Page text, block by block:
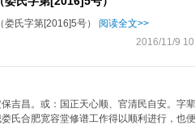
氏字第[2016]5号） 阅读全文>>
2016/11/9
吉昌。或：国正天心顺、官清民自安。字
氏合肥宽容堂修谱工作得以顺利进行，也